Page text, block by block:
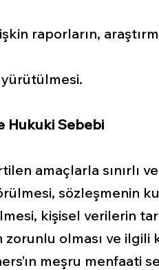
raporların,
Hukuki Sebebi
amaçlarla sınırlı
sözleşmenin
kişisel verilerin
zorunlu olması ve
meşru menfaati